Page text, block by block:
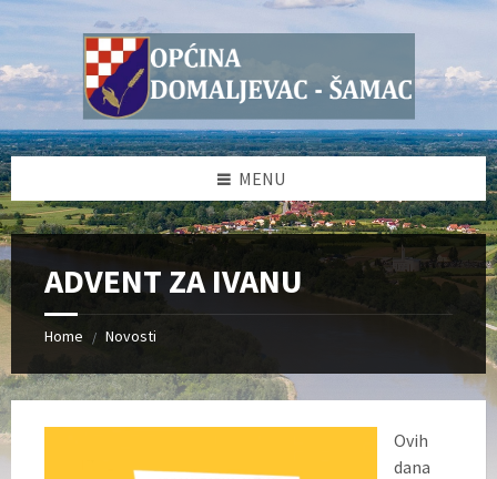
Skip
to
Skip
to
sidebar
Skip
to
sidebar
Skip
to
MENU
ADVENT ZA IVANU
Home / Novosti
Ovih
dana